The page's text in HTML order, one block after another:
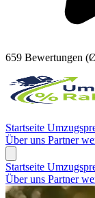
659 Bewertungen
Startseite
Über uns Partner
Startseite
Über uns Partner